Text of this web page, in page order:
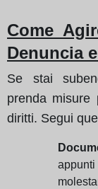
Come
Denuncia
Se stai
prenda
diritti. Segui